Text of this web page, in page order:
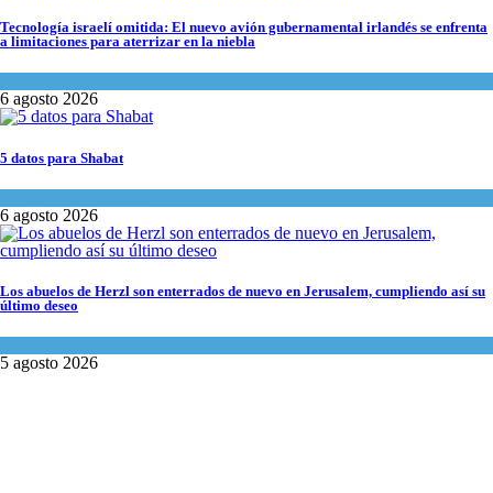
Tecnología israelí omitida: El nuevo avión gubernamental irlandés se enfrenta
a limitaciones para aterrizar en la niebla
6 agosto 2026
5 datos para Shabat
6 agosto 2026
Los abuelos de Herzl son enterrados de nuevo en Jerusalem, cumpliendo así su
último deseo
5 agosto 2026